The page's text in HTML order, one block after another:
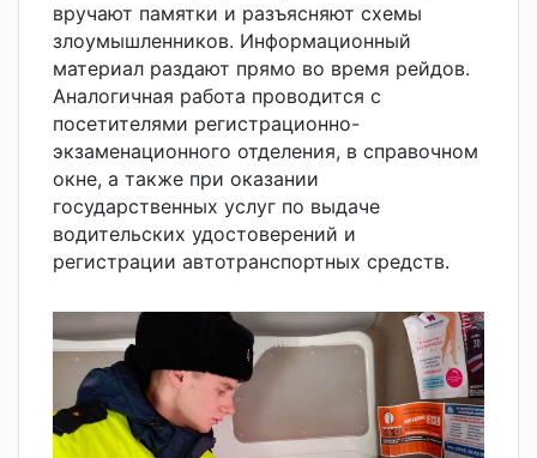
вручают памятки и разъясняют схемы
злоумышленников. Информационный
материал раздают прямо во время рейдов.
Аналогичная работа проводится с
посетителями регистрационно-
экзаменационного отделения, в справочном
окне, а также при оказании
государственных услуг по выдаче
водительских удостоверений и
регистрации автотранспортных средств.